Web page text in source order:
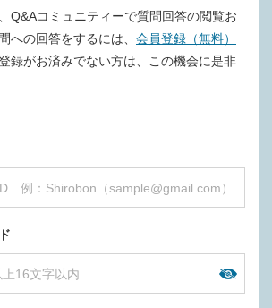
Q&Aコミュニティーで質問回答の閲覧お
への回答をするには、 会員登録（無料）
録がお済みでない方は、この機会に是非